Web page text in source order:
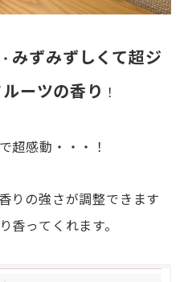
みずみずしくて超ジ
ーツの香り ！
超感動・・・！
りの強さが調整できます
ってくれます。